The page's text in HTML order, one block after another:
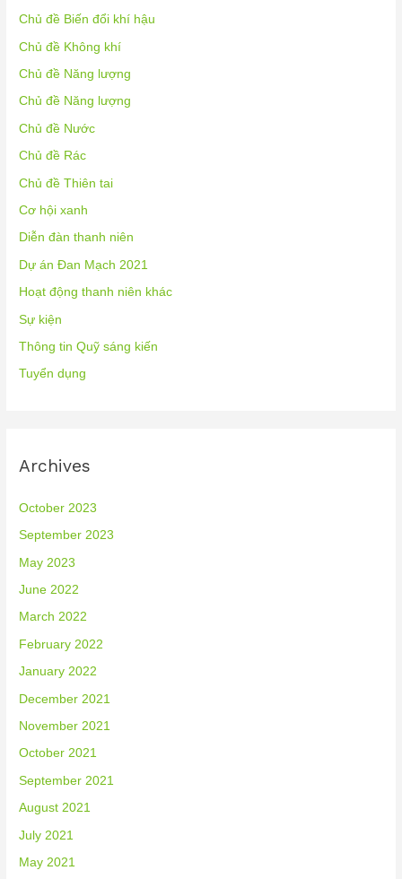
Chủ đề Biến đổi khí hậu
Chủ đề Không khí
Chủ đề Năng lượng
Chủ đề Năng lượng
Chủ đề Nước
Chủ đề Rác
Chủ đề Thiên tai
Cơ hội xanh
Diễn đàn thanh niên
Dự án Đan Mạch 2021
Hoạt động thanh niên khác
Sự kiện
Thông tin Quỹ sáng kiến
Tuyển dụng
Archives
October 2023
September 2023
May 2023
June 2022
March 2022
February 2022
January 2022
December 2021
November 2021
October 2021
September 2021
August 2021
July 2021
May 2021